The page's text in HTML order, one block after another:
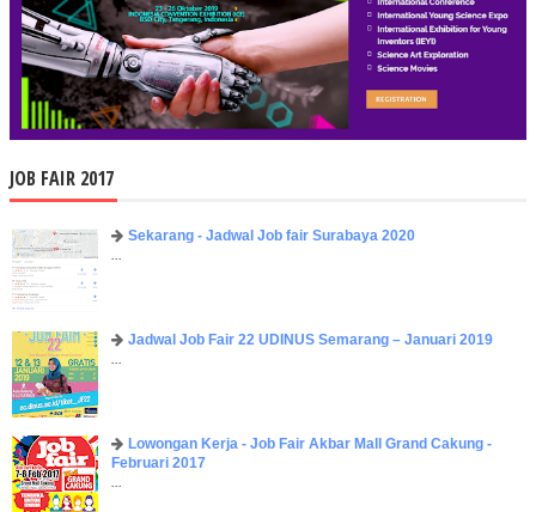
JOB FAIR 2017
Sekarang - Jadwal Job fair Surabaya 2020
...
Jadwal Job Fair 22 UDINUS Semarang – Januari 2019
...
Lowongan Kerja - Job Fair ​Akbar ​Mall Grand Cakung -
Februari 2017
...